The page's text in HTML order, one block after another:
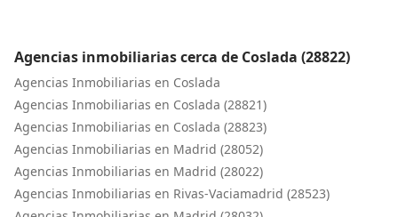
Agencias inmobiliarias cerca de Coslada (28822)
Agencias Inmobiliarias en Coslada
Agencias Inmobiliarias en Coslada (28821)
Agencias Inmobiliarias en Coslada (28823)
Agencias Inmobiliarias en Madrid (28052)
Agencias Inmobiliarias en Madrid (28022)
Agencias Inmobiliarias en Rivas-Vaciamadrid (28523)